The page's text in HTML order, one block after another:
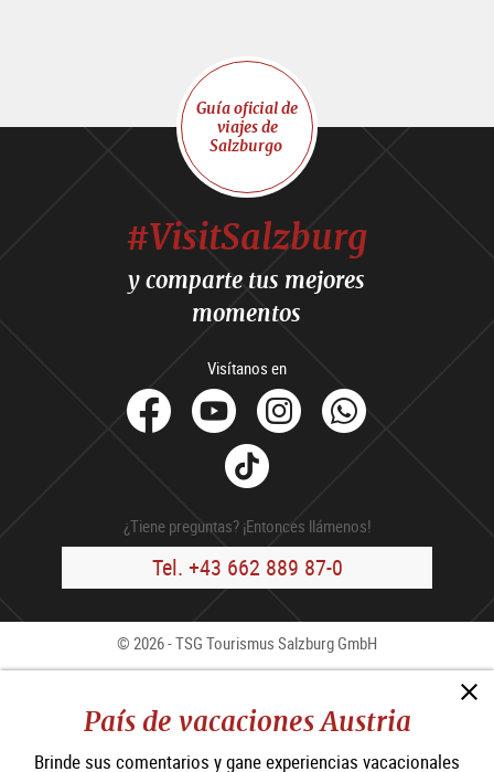
País de vacaciones Austria
Brinde sus comentarios y gane experiencias vacacionales
Guía oficial de
viajes de
Salzburgo
#VisitSalzburg
y comparte tus mejores
momentos
Visítanos en
facebook
YoutubeInstagram
Tik
Tok
¿Tiene preguntas? ¡Entonces llámenos!
Tel. +43 662 889 87-0
© 2026 - TSG Tourismus Salzburg GmbH
Aviso Legal
CCG